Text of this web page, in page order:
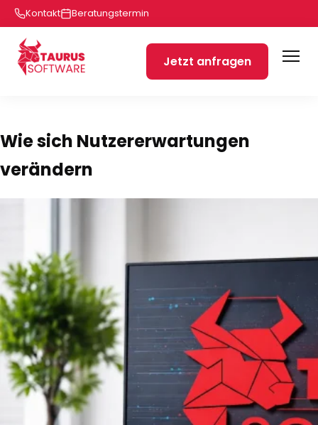
Kontakt Beratungstermin
Jetzt anfragen
Wie sich Nutzererwartungen
verändern